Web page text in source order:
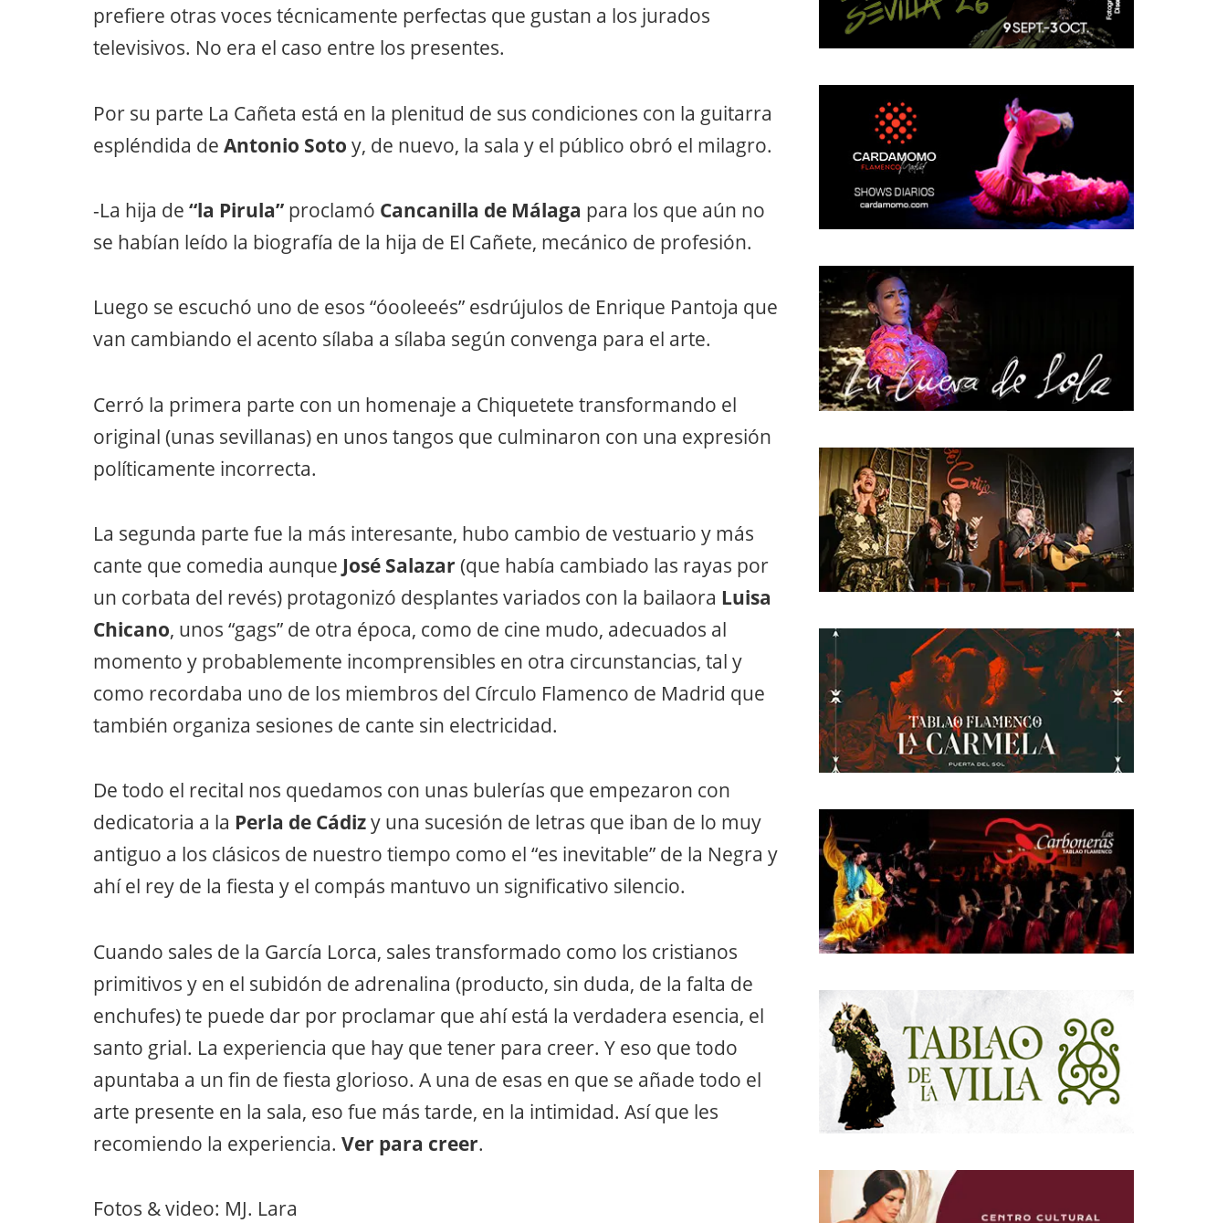
prefiere otras voces técnicamente perfectas que gustan a los jurados
televisivos. No era el caso entre los presentes.
Por su parte La Cañeta está en la plenitud de sus condiciones con la guitarra
espléndida de Antonio Soto y, de nuevo, la sala y el público obró el milagro.
-La hija de “la Pirula” proclamó Cancanilla de Málaga para los que aún no
se habían leído la biografía de la hija de El Cañete, mecánico de profesión.
Luego se escuchó uno de esos “óooleeés” esdrújulos de Enrique Pantoja que
van cambiando el acento sílaba a sílaba según convenga para el arte.
Cerró la primera parte con un homenaje a Chiquetete transformando el
original (unas sevillanas) en unos tangos que culminaron con una expresión
políticamente incorrecta.
La segunda parte fue la más interesante, hubo cambio de vestuario y más
cante que comedia aunque José Salazar (que había cambiado las rayas por
un corbata del revés) protagonizó desplantes variados con la bailaora Luisa
Chicano, unos “gags” de otra época, como de cine mudo, adecuados al
momento y probablemente incomprensibles en otra circunstancias, tal y
como recordaba uno de los miembros del Círculo Flamenco de Madrid que
también organiza sesiones de cante sin electricidad.
De todo el recital nos quedamos con unas bulerías que empezaron con
dedicatoria a la Perla de Cádizy una sucesión de letras que iban de lo muy
antiguo a los clásicos de nuestro tiempo como el “es inevitable” de la Negra y
ahí el rey de la fiesta y el compás mantuvo un significativo silencio.
Cuando sales de la García Lorca, sales transformado como los cristianos
primitivos y en el subidón de adrenalina (producto, sin duda, de la falta de
enchufes) te puede dar por proclamar que ahí está la verdadera esencia, el
santo grial. La experiencia que hay que tener para creer. Y eso que todo
apuntaba a un fin de fiesta glorioso. A una de esas en que se añade todo el
arte presente en la sala, eso fue más tarde, en la intimidad. Así que les
recomiendo la experiencia. Ver para creer.
Fotos & video: MJ. Lara